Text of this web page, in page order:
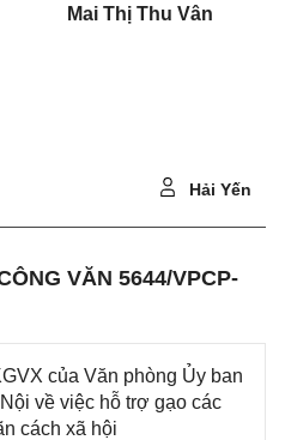
Mai Thị Thu Vân
Hải Yến
VĂN 5644/VPCP-
của Văn phòng Ủy ban
về việc hỗ trợ gạo các
cách xã hội